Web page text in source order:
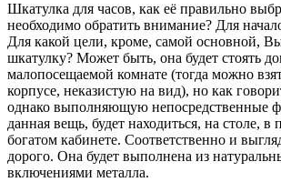
Шкатулка для часов, как её правильно
необходимо обратить внимание? Для
Для какой цели, кроме, самой основной,
шкатулку? Может быть, она будет стоять
малопосещаемой комнате (тогда можно
корпусе, неказистую на вид), но как
однако выполняющую непосредственные
данная вещь, будет находиться, на столе, в
богатом кабинете. Соответственно и
дорого. Она будет выполнена из
включениями металла.